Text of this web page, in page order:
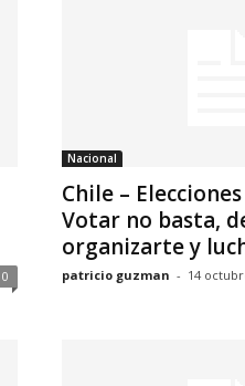
0
Nacional
Chile –
Votar no basta,
organizarte y
patricio guzman - 14